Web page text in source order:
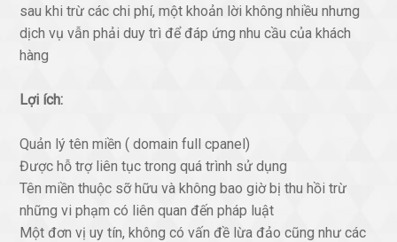
sau khi trừ các chi phí, một khoản lời không nhiều nhưng
dịch vụ vẫn phải duy trì để đáp ứng nhu cầu của khách
hàng
Lợi ích:
Quản lý tên miền ( domain full cpanel)
Được hỗ trợ liên tục trong quá trình sử dụng
Tên miền thuộc sỡ hữu và không bao giờ bị thu hồi trừ
những vi phạm có liên quan đến pháp luật
Một đơn vị uy tín, không có vấn đề lừa đảo cũng như các